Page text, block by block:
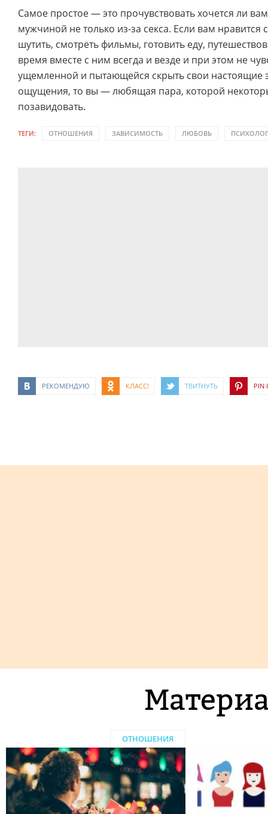
Самое простое — это прочувствовать хочется ли
мужчиной не только из-за секса. Если вам нравится
шутить, смотреть фильмы, готовить еду,
время вместе с ним всегда и везде и при этом не
ущемленной и пытающейся скрыть свои настоящие
ощущения, то вы — любящая пара, которой
позавидовать.
ТЕГИ: ОТНОШЕНИЯ ЗАВИСИМОСТЬ ЛЮБОВЬ
РЕКОМЕНДУЮ КЛАСС! ТВИТНУТЬ PIN
ОТНОШЕНИЯ